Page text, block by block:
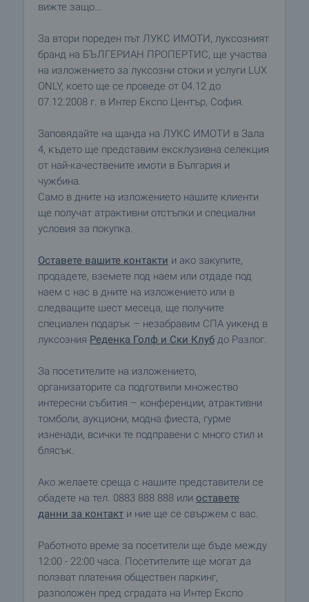
вижте защо…
За втори пореден път ЛУКС ИМОТИ, луксозният
бранд на БЪЛГЕРИАН ПРОПЕРТИС, ще участва
на изложението за луксозни стоки и услуги LUX
ONLY, което ще се проведе от 04.12 до
07.12.2008 г. в Интер Експо Център, София.
Заповядайте на щанда на ЛУКС ИМОТИ в Зала
4, където ще представим ексклузивна селекция
от най-качествените имоти в България и
чужбина.
Само в дните на изложението нашите клиенти
ще получат атрактивни отстъпки и специални
условия за покупка.
Оставете вашите контакти и ако закупите,
продадете, вземете под наем или отдаде под
наем с нас в дните на изложението или в
следващите шест месеца, ще получите
специален подарък – незабравим СПА уикенд в
луксозния Реденка Голф и Ски Клуб до Разлог.
За посетителите на изложението,
организаторите са подготвили множество
интересни събития – конференции, атрактивни
томболи, аукциони, модна фиеста, гурме
изненади, всички те подправени с много стил и
блясък.
Ако желаете среща с нашите представители се
обадете на тел. 0883 888 888 или оставете
данни за контакт и ние ще се свържем с вас.
Работното време за посетители ще бъде между
12:00 - 22:00 часа. Посетителите ще могат да
ползват платения обществен паркинг,
разположен пред сградата на Интер Експо